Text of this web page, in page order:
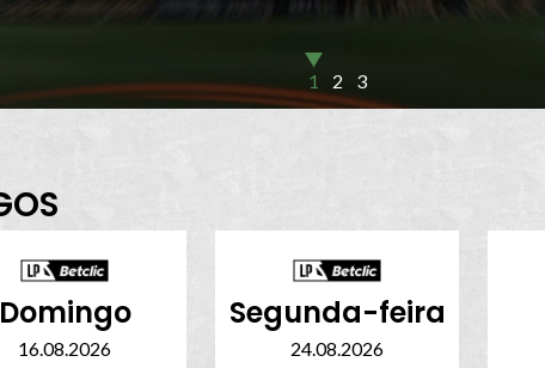
1 2 3
Domingo
16.08.2026
Segunda-feira
24.08.2026